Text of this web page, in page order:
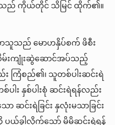
သည် ကိုယ်တိုင် သိမြင် ထိုက်၏။
ာသူသည် မောဟနှိပ်စက် ဖိစီး
းကျုံးဆွဲဆောင်အပ်သည့်
ကြံစည်၏၊ သူတစ်ပါးဆင်းရဲ
း နှစ်ပါးစုံ ဆင်းရဲရန်လည်း
ဆင်းရဲခြင်း နှလုံးမသာခြင်း